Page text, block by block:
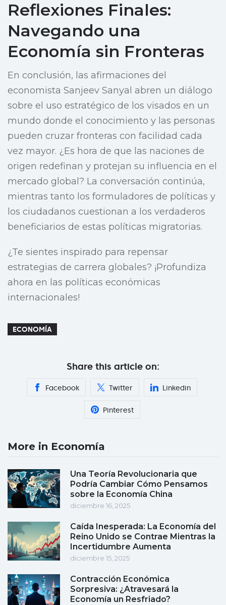
Reflexiones Finales:
Navegando una
Economía sin Fronteras
En conclusión, las afirmaciones del
economista Sanjeev Sanyal abren un diálogo
sobre el uso estratégico de los visados en un
mundo donde el conocimiento y las personas
pueden cruzar fronteras con facilidad cada
vez mayor. ¿Es hora de que las naciones de
origen redefinan y protejan su influencia en el
mercado global? La conversación continúa,
mientras tanto los formuladores de políticas y
los ciudadanos cuestionan a los verdaderos
beneficiarios de estas políticas migratorias.
¿Te sientes inspirado para repensar
estrategias de carrera globales? ¡Profundiza
ahora en las políticas económicas
internacionales!
ECONOMÍA
Share this article on:
Facebook Twitter Linkedin
Pinterest
More in Economía
Una Teoría Revolucionaria que
Podría Cambiar Cómo Pensamos
sobre la Economía China
diciembre 16, 2025
Caída Inesperada: La Economía del
Reino Unido se Contrae Mientras la
Incertidumbre Aumenta
diciembre 15, 2025
Contracción Económica
Sorpresiva: ¿Atravesará la
Economía un Resfriado?